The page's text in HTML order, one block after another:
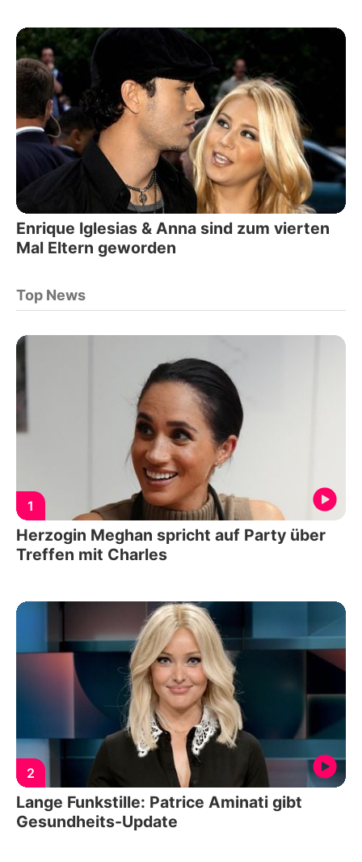
Enrique Iglesias & Anna sind zum vierten
Mal Eltern geworden
Top News
1
Herzogin Meghan spricht auf Party über
Treffen mit Charles
2
Lange Funkstille: Patrice Aminati gibt
Gesundheits-Update